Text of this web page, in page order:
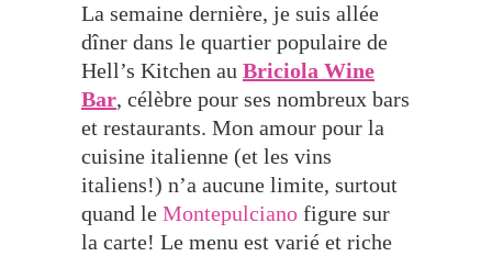
La semaine dernière, je suis allée
dîner dans le quartier populaire de
Hell’s Kitchen au Briciola Wine
Bar, célèbre pour ses nombreux bars
et restaurants. Mon amour pour la
cuisine italienne (et les vins
italiens!) n’a aucune limite, surtout
quand le Montepulciano figure sur
la carte! Le menu est varié et riche